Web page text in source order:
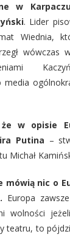
w
. Lider
Wiednia,
wówczas
media
w opisie
Putina –
Michał
mówią nic o
Europa
wolności
teatru, to